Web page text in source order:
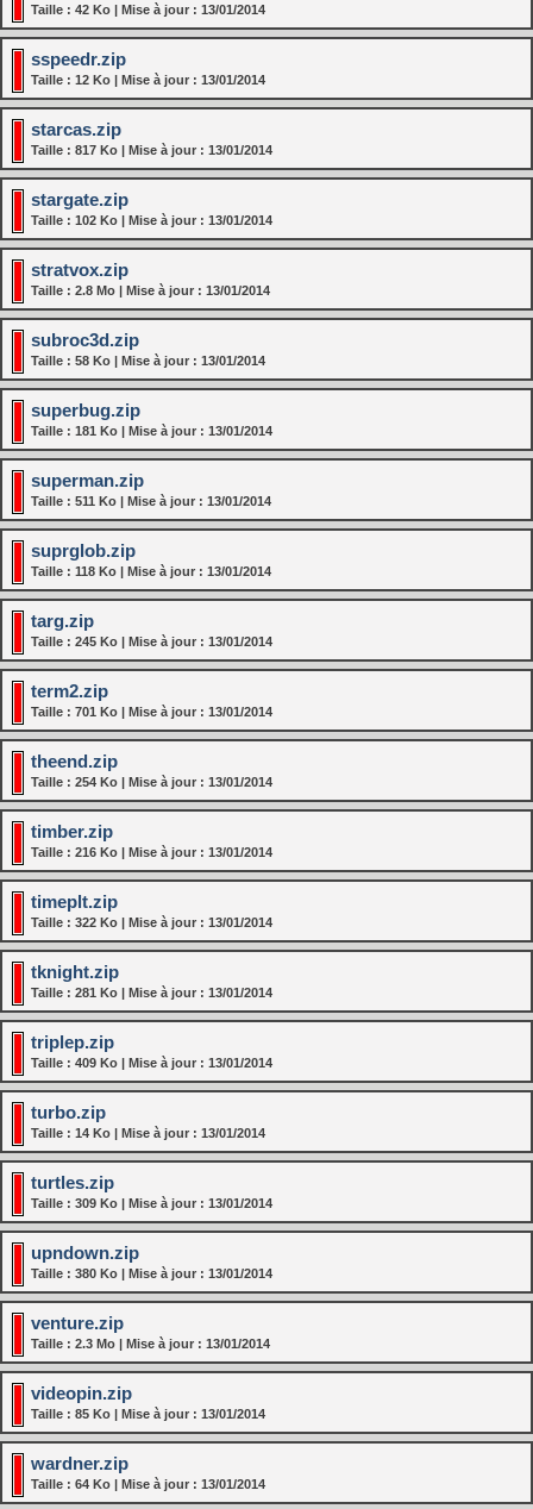
Taille : 42 Ko | Mise à jour : 13/01/2014
sspeedr.zip
Taille : 12 Ko | Mise à jour : 13/01/2014
starcas.zip
Taille : 817 Ko | Mise à jour : 13/01/2014
stargate.zip
Taille : 102 Ko | Mise à jour : 13/01/2014
stratvox.zip
Taille : 2.8 Mo | Mise à jour : 13/01/2014
subroc3d.zip
Taille : 58 Ko | Mise à jour : 13/01/2014
superbug.zip
Taille : 181 Ko | Mise à jour : 13/01/2014
superman.zip
Taille : 511 Ko | Mise à jour : 13/01/2014
suprglob.zip
Taille : 118 Ko | Mise à jour : 13/01/2014
targ.zip
Taille : 245 Ko | Mise à jour : 13/01/2014
term2.zip
Taille : 701 Ko | Mise à jour : 13/01/2014
theend.zip
Taille : 254 Ko | Mise à jour : 13/01/2014
timber.zip
Taille : 216 Ko | Mise à jour : 13/01/2014
timeplt.zip
Taille : 322 Ko | Mise à jour : 13/01/2014
tknight.zip
Taille : 281 Ko | Mise à jour : 13/01/2014
triplep.zip
Taille : 409 Ko | Mise à jour : 13/01/2014
turbo.zip
Taille : 14 Ko | Mise à jour : 13/01/2014
turtles.zip
Taille : 309 Ko | Mise à jour : 13/01/2014
upndown.zip
Taille : 380 Ko | Mise à jour : 13/01/2014
venture.zip
Taille : 2.3 Mo | Mise à jour : 13/01/2014
videopin.zip
Taille : 85 Ko | Mise à jour : 13/01/2014
wardner.zip
Taille : 64 Ko | Mise à jour : 13/01/2014